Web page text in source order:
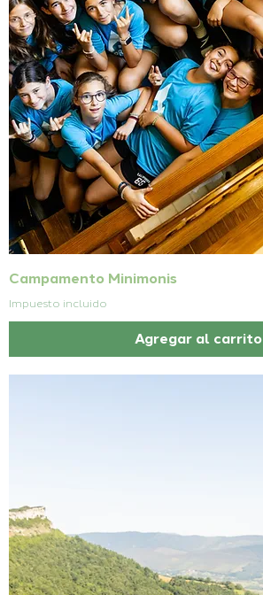
Campamento Minimonis
Impuesto incluido
Agregar al carrito